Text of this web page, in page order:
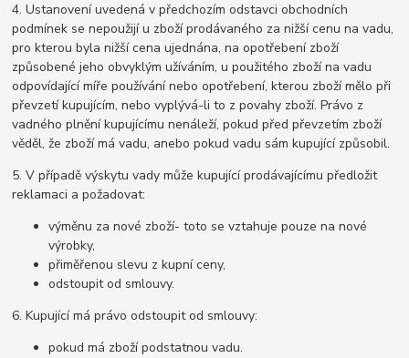
4. Ustanovení uvedená v předchozím odstavci obchodních
podmínek se nepoužijí u zboží prodávaného za nižší cenu na vadu,
pro kterou byla nižší cena ujednána, na opotřebení zboží
způsobené jeho obvyklým užíváním, u použitého zboží na vadu
odpovídající míře používání nebo opotřebení, kterou zboží mělo při
převzetí kupujícím, nebo vyplývá-li to z povahy zboží. Právo z
vadného plnění kupujícímu nenáleží, pokud před převzetím zboží
věděl, že zboží má vadu, anebo pokud vadu sám kupující způsobil.
5. V případě výskytu vady může kupující prodávajícímu předložit
reklamaci a požadovat:
výměnu za nové zboží- toto se vztahuje pouze na nové
výrobky,
přiměřenou slevu z kupní ceny,
odstoupit od smlouvy.
6. Kupující má právo odstoupit od smlouvy:
pokud má zboží podstatnou vadu.